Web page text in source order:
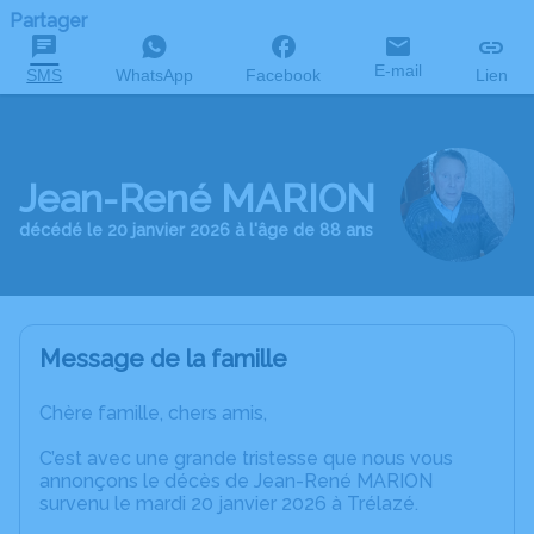
Partager
SMS WhatsApp Facebook E-mail Lien
Jean-René MARION
décédé le 20 janvier 2026 à l'âge de 88 ans
Message de la famille
Chère famille, chers amis,
C’est avec une grande tristesse que nous vous
annonçons le décès de Jean-René MARION
survenu le mardi 20 janvier 2026 à Trélazé.